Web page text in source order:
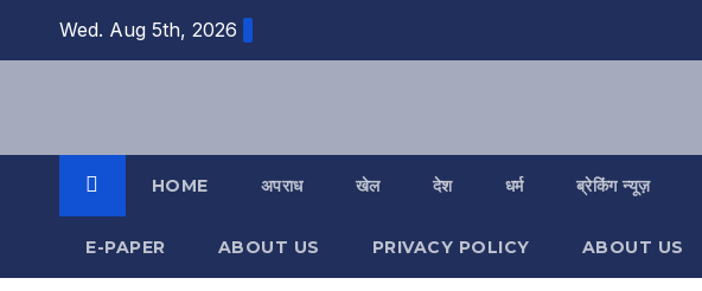
Wed. Aug 5th, 2026
HOME अपराध खेल देश धर्म ब्रेकिंग न्यूज़
E-PAPER ABOUT US PRIVACY POLICY ABOUT US